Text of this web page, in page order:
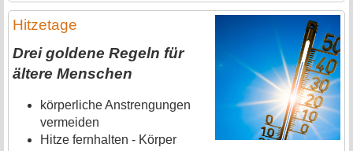
Hitzetage
Drei goldene Regeln für
ältere Menschen
körperliche Anstrengungen
vermeiden
Hitze fernhalten - Körper